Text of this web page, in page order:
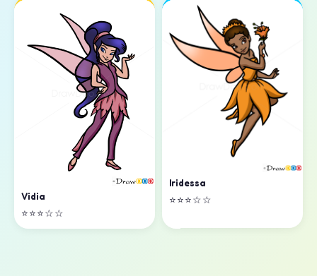
Vidia
⭐⭐⭐☆☆
Iridessa
⭐⭐⭐☆☆